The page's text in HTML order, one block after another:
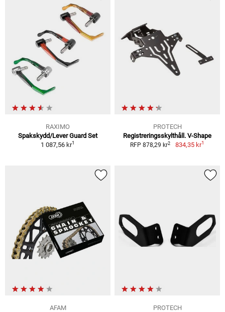
RAXIMO
Spakskydd/Lever Guard Set
1 087,56 kr1
PROTECH
Registreringsskylthåll. V-Shape
RFP 878,29 kr2 834,35 kr1
AFAM
PROTECH